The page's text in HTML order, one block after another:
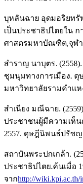
บุหลันฉาย อุดมอริยทรั
เป็นประชาธิปไตยใน
ศาสตรมหาบัณฑิต,จุฬ
สำราญ นาบุตร.
ชุมนุมทางการเมือง.
มหาวิทยาลัยรามคำแห
สำเนียง มณีฉาย.
ประชาชนผู้มีความเห็น
2557. ดุษฎีนิพนธ์ปรัช
สถาบันพระปกเกล้า.
ประชาธิปไตย.ค้นเมื่อ
จากhttp://wiki.kpi.ac.th/